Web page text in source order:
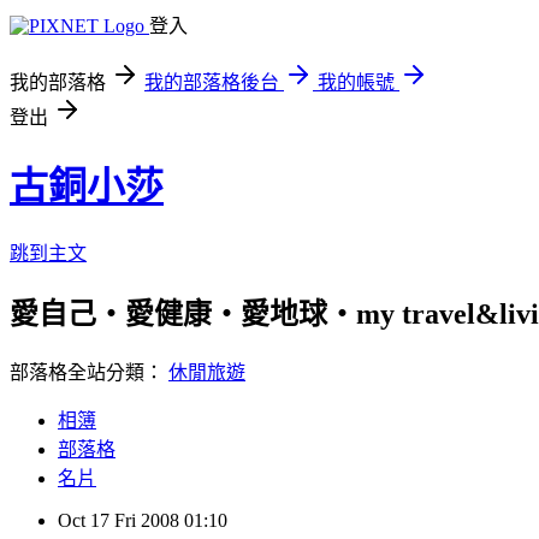
登入
我的部落格 我的部落格後台
我的帳號
登出
古銅小莎
跳到主文
愛自己‧愛健康‧愛地球‧my
部落格全站分類： 休閒旅遊
相簿
部落格
名片
Oct 17 Fri 2008 01:10